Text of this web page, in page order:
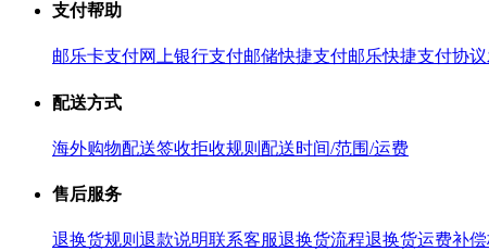
支付帮助
邮乐卡支付网上银行支付邮储快捷支付邮乐快捷支付协议
配送方式
海外购物配送签收拒收规则 配送时间/范围/运费
售后服务
退换货规则 退款说明联系客服退换货流程退换货运费补